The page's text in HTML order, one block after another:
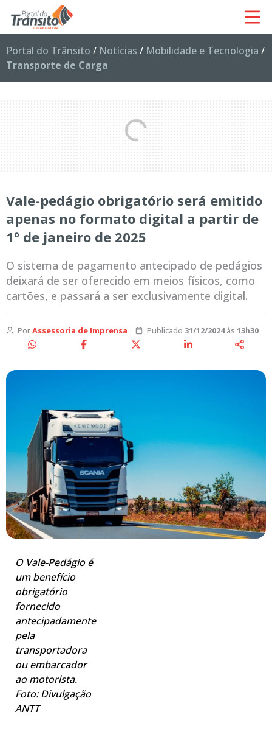
Portal do Trânsito / Notícias / Mobilidade e Tecnologia /
Transporte de Carga
Vale-pedágio obrigatório será emitido
apenas no formato digital a partir de
1º de janeiro de 2025
O sistema de pagamento antecipado de pedágios
deixará de ser oferecido em meios físicos, como
cartões, e passará a ser exclusivamente digital.
PorAssessoria de Imprensa Publicado 31/12/2024às 13h30
O Vale-Pedágio é
um benefício
obrigatório
fornecido
antecipadamente
pela
transportadora
ou embarcador
ao motorista.
Foto: Divulgação
ANTT